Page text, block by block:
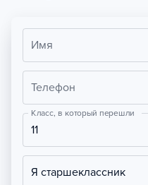
Имя
Телефон
Класс, в который перешли
11
Я старшеклассник